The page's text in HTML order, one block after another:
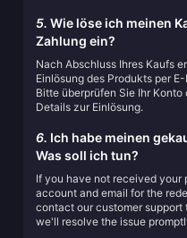
5. Wie löse ich meinen
Zahlung ein?
Nach Abschluss Ihres Kaufs
Einlösung des Produkts per
Bitte überprüfen Sie Ihr
Details zur Einlösung.
6. Ich habe meinen
Was soll ich tun?
If you have not received your
account and email for the
contact our customer
we'll resolve the issue